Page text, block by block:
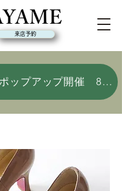
来店予約
東京：大井町ポップアップ開催 8/9(日)